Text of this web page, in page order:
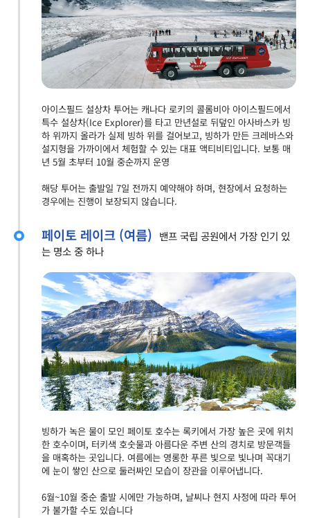
아이스필드 설상차 투어는 캐나다 로키의 콜롬비아 아이스필드에서
특수 설상차(Ice Explorer)를 타고 만년설로 뒤덮인 아사바스카 빙
하 위까지 올라가 실제 빙하 위를 걸어보고, 빙하가 만든 크레바스와
설지형을 가까이에서 체험할 수 있는 대표 액티비티입니다. 보통 매
년 5월 초부터 10월 중순까지 운영
해당 투어는 출발일 7일 전까지 예약해야 하며, 현장에서 요청하는
경우에는 진행이 보장되지 않습니다.
페이토 레이크 (여름) 밴프 국립 공원에서 가장 인기 있
는 명소 중 하나
빙하가 녹은 물이 모인 페이토 호수는 록키에서 가장 높은 곳에 위치
한 호수이며, 터키색 호숫물과 아름다운 주변 산의 경치로 방문객들
을 매혹하는 곳입니다. 여름에는 영롱한 푸른 빛으로 빛나며 꼭대기
에 눈이 쌓인 산으로 둘러싸인 모습이 장관을 이루어냅니다.
6월~10월 중순 출발 시에만 가능하며, 날씨나 현지 사정에 따라 투어
가 불가할 수도 있습니다